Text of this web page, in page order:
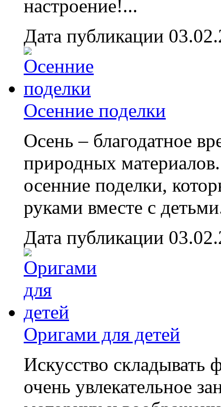
настроение!...
Дата публикации
Осенние поделки
Осень – благодатное
природных
осенние поделки,
руками вместе с
Дата публикации
Оригами для детей
Искусство складывать
очень увлекательное